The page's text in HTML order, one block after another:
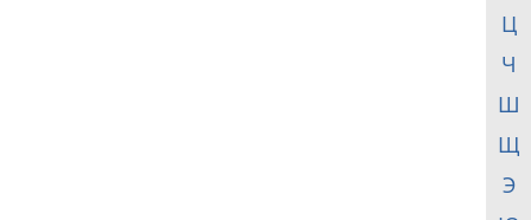
Ц
Ч
Ш
Щ
Э